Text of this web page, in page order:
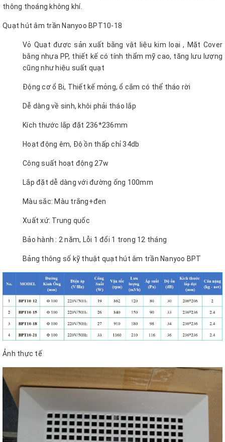
thông thoáng không khí.
Quạt hút âm trần Nanyoo BPT10-18
Vỏ Quạt được sản xuất bằng vật liệu kim loại , Mặt Cover
bằng nhựa PP, thiết kế có tính thẩm mỹ cao, tăng lưu lượng
cũng như hiệu suất quạt
Động cơ ổ Bi, Thiết kế mỏng, ổ cắm có thể tháo rời
Dễ dàng về sinh, khôi phải tháo lắp
Kích thước lắp đặt 236*236mm
Hoạt động êm, Độ ồn thấp chỉ 34db
Công suất hoạt động 27w
Lắp đặt dễ dàng với đường ống 100mm
Màu sắc: Màu trắng+đen
Xuất xứ: Trung quốc
Bảo hành : 2 năm, Lỗi 1 đổi 1 trong 12 tháng
Bảng thông số kỹ thuật quạt hút âm trần Nanyoo BPT
Ảnh thực tế